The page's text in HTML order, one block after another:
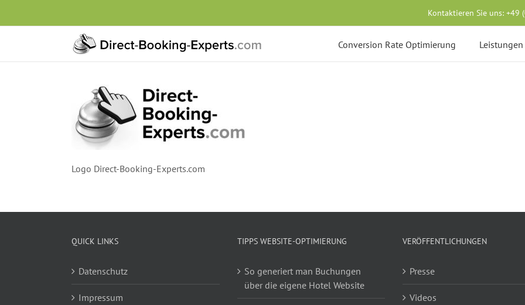
Kontaktieren Sie uns: +49
Conversion Rate Optimierung Leistungen
Logo Direct-Booking-Experts.com
QUICK LINKS
Datenschutz
Impressum
TIPPS WEBSITE-OPTIMIERUNG
So generiert man Buchungen
über die eigene Hotel Website
VERÖFFENTLICHUNGEN
Presse
Videos